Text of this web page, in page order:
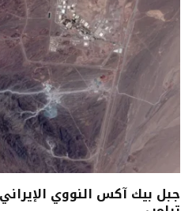
جبل بيك آكس النووي